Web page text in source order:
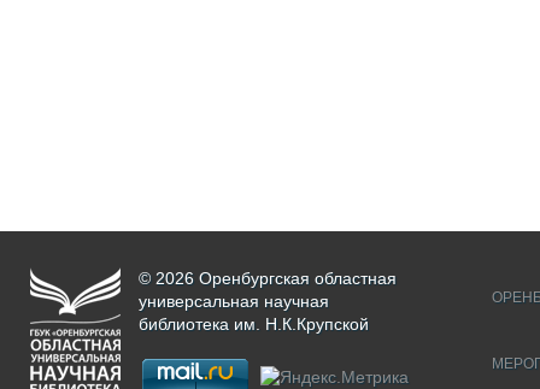
© 2026 Оренбургская областная
универсальная научная
библиотека им. Н.К.Крупской